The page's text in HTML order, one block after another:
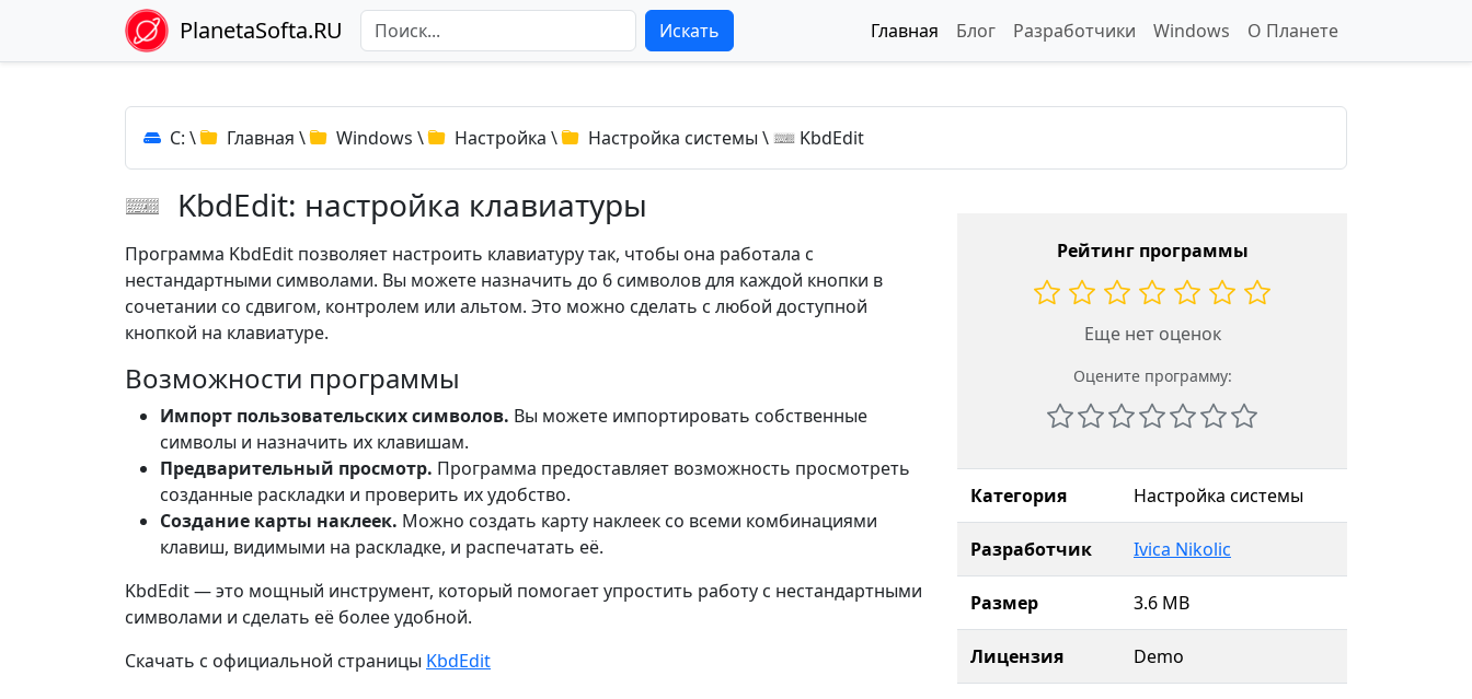
PlanetaSofta.RU Искать Главная Блог Разработчики Windows О Планете
C: \ Главная \ Windows \ Настройка \ Настройка системы \ KbdEdit
KbdEdit: настройка клавиатуры
Программа KbdEdit позволяет настроить клавиатуру так, чтобы она работала с
нестандартными символами. Вы можете назначить до 6 символов для каждой кнопки в
сочетании со сдвигом, контролем или альтом. Это можно сделать с любой доступной
кнопкой на клавиатуре.
Возможности программы
Импорт пользовательских символов. Вы можете импортировать собственные
символы и назначить их клавишам.
Предварительный просмотр. Программа предоставляет возможность просмотреть
созданные раскладки и проверить их удобство.
Создание карты наклеек. Можно создать карту наклеек со всеми комбинациями
клавиш, видимыми на раскладке, и распечатать её.
KbdEdit — это мощный инструмент, который помогает упростить работу с нестандартными
символами и сделать её более удобной.
Скачать с официальной страницы KbdEdit
Рейтинг программы
Еще нет оценок
Оцените программу:
Категория Настройка системы
Разработчик Ivica Nikolic
Размер 3.6 MB
Лицензия Demo